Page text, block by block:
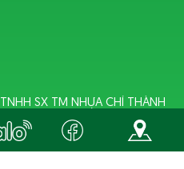
SX TM NHỰA CHÍ THÀNH
by Nina.vn